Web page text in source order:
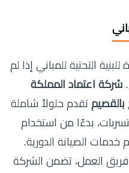
التحتية للمباني إذا لم
شركة اعتماد المملكة
تقدم حلولاً شاملة
بدءًا من استخدام
خدمات الصيانة الدورية.
فريق العمل، تضمن الشركة